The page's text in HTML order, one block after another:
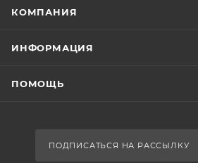
КОМПАНИЯ
ИНФОРМАЦИЯ
ПОМОЩЬ
ПОДПИСАТЬСЯ НА РАССЫЛКУ